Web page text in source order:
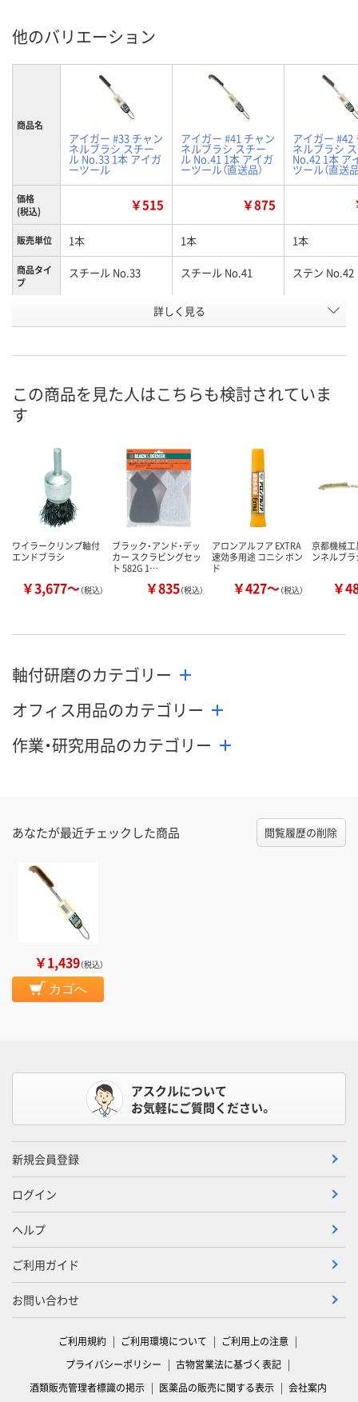
他のバリエーション
商品名
アイガー #33 チャン
ネルブラシ スチー
ル No.33 1本 アイガ
ーツール
アイガー #41 チャン
ネルブラシ スチー
ル No.41 1本 アイガ
ーツール（直送品）
アイガー #42
ネルブラシ
No.42 1本 ア
ツール（直送品
価格
(税込)
￥515 ￥875
販売単位 1本 1本 1本
商品タイ
プ
スチール No.33 スチール No.41 ステン No.42
HN18422 HN18565
カゴへ カゴへ
詳しく見る
この商品を見た人はこちらも検討されていま
す
ワイラークリンプ軸付
エンドブラシ
￥3,677～（税込）
ブラック・アンド・デッ
カー スクラビングセッ
ト 582G 1…
￥835（税込）
アロンアルフア EXTRA
速効多用途 コニシ ボン
ド
￥427～（税込）
京都機械工
ンネルブラ
￥
軸付研磨のカテゴリー
オフィス用品のカテゴリー
作業・研究用品のカテゴリー
あなたが最近チェックした商品 閲覧履歴の削除
￥1,439（税込）
カゴへ
アスクルについて
お気軽にご質問ください。
新規会員登録
ログイン
ヘルプ
ご利用ガイド
お問い合わせ
ご利用規約 ご利用環境について
ご利用上の注意
プライバシーポリシー
古物営業法に基づく表記
酒類販売管理者標識の掲示
医薬品の販売に関する表示 会社案内